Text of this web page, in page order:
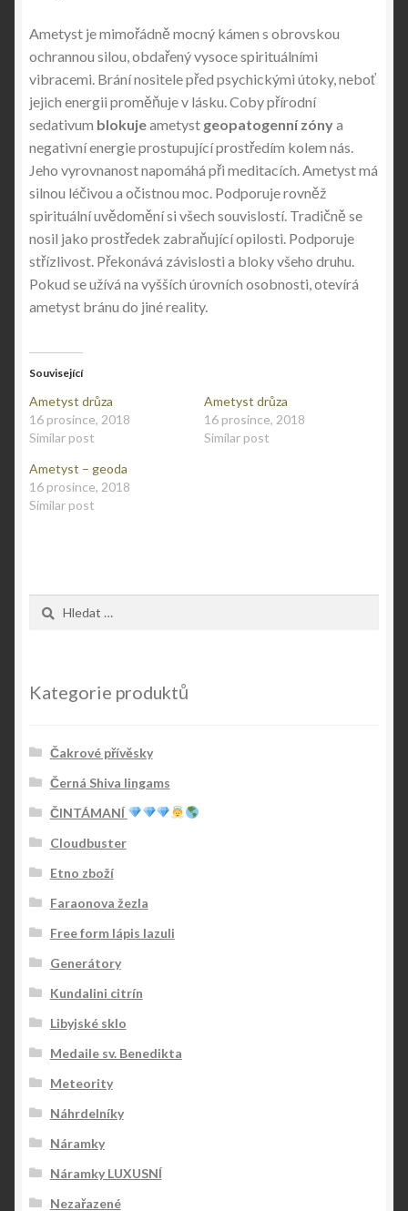
Ametyst je mimořádně mocný kámen s obrovskou
ochrannou silou, obdařený vysoce spirituálními
vibracemi. Brání nositele před psychickými útoky, neboť
jejich energii proměňuje v lásku. Coby přírodní
sedativum blokujeametyst geopatogenní zónya
negativní energie prostupující prostředím kolem nás.
Jeho vyrovnanost napomáhá při meditacích. Ametyst má
silnou léčivou a očistnou moc. Podporuje rovněž
spirituální uvědomění si všech souvislostí. Tradičně se
nosil jako prostředek zabraňující opilosti. Podporuje
střízlivost. Překonává závislosti a bloky všeho druhu.
Pokud se užívá na vyšších úrovních osobnosti, otevírá
ametyst bránu do jiné reality.
Související
Ametyst drůza
16 prosince, 2018
Similar post
Ametyst drůza
16 prosince, 2018
Similar post
Ametyst – geoda
16 prosince, 2018
Similar post
Kategorie produktů
Čakrové přívěsky
Černá Shiva lingams
ČINTÁMANÍ
Cloudbuster
Etno zboží
Faraonova žezla
Free form lápis lazuli
Generátory
Kundalini citrín
Libyjské sklo
Medaile sv. Benedikta
Meteority
Náhrdelníky
Náramky
Náramky LUXUSNÍ
Nezařazené